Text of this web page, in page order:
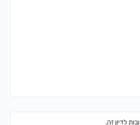
לדיון זה.